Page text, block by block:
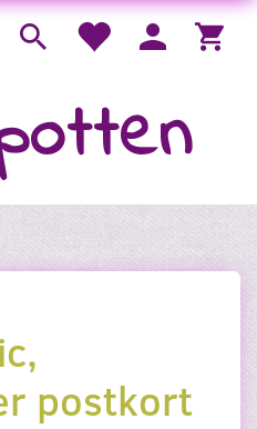
postkort